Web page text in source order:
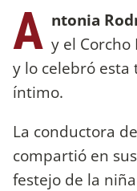
A ntonia
y el
y lo celebró esta
íntimo.
La conductora
compartió en
festejo de la